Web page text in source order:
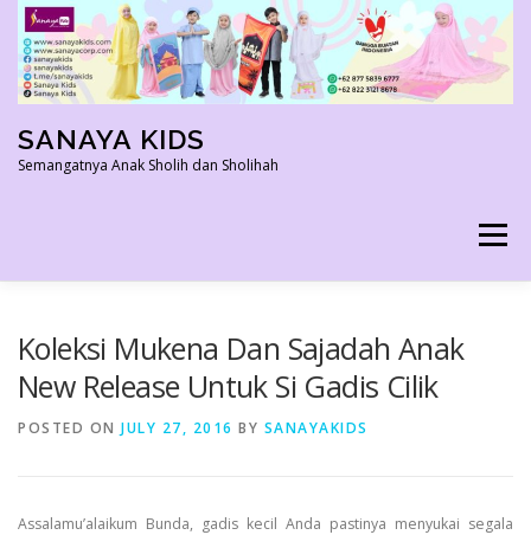
Skip
content
SANAYA KIDS
Semangatnya Anak Sholih dan Sholihah
Menu
Koleksi Mukena Dan Sajadah Anak
New Release Untuk Si Gadis Cilik
POSTED ON JULY 27, 2016 BY SANAYAKIDS
Assalamu’alaikum Bunda, gadis kecil Anda pastinya menyukai segala